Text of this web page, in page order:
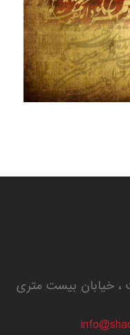
، خیابان بیست متری